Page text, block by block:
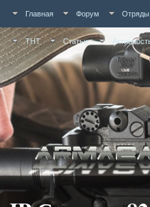
Главная Форум Отряды
ТНТ Статьи